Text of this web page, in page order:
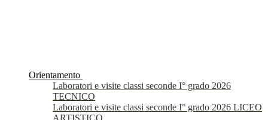
Orientamento
Laboratori e visite classi seconde I° grado 2026
TECNICO
Laboratori e visite classi seconde I° grado 2026 LICEO